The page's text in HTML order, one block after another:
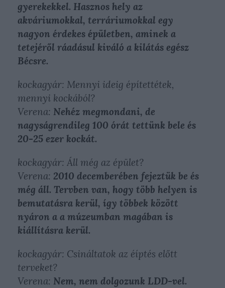
gyerekekkel. Hasznos hely az
akváriumokkal, terráriumokkal egy
nagyon érdekes épületben, aminek a
tetejéről ráadásul kiváló a kilátás egész
Bécsre.
kockagyár: Mennyi ideig építettétek,
mennyi kockából?
Verena: Nehéz megmondani, de
nagyságrendileg 100 órát tettünk bele és
20-25 ezer kockát.
kockagyár: Áll még az épület?
Verena: 2010 decemberében fejeztük be és
még áll. Tervben van, hogy több helyen is
bemutatásra kerül, így többek között
nyáron a a múzeumban magában is
kiállításra kerül.
kockagyár: Csináltatok az éíptés előtt
terveket?
Verena: Nem, nem dolgozunk LDD-vel.